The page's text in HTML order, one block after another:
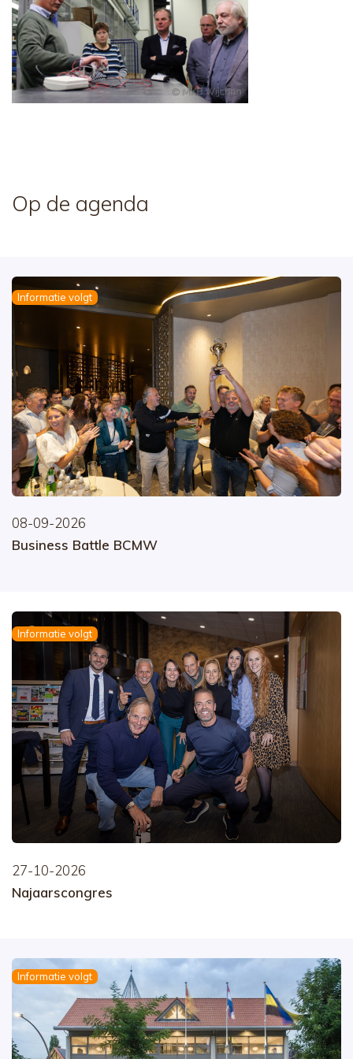
Op de agenda
Informatie volgt
08-09-2026
Business Battle BCMW
Informatie volgt
27-10-2026
Najaarscongres
Informatie volgt